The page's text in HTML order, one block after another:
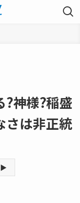
?神様?稲盛
さは非正統
▶